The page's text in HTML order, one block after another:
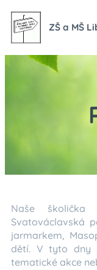
ZŠ a MŠ
Naše školička
Svatováclavská
jarmarkem,
dětí. V tyto dny
tematické akce